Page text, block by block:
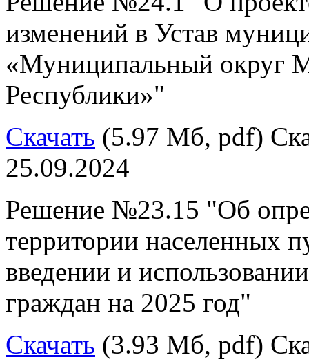
изменений в Устав
«Муниципальный округ
Республики»"
Скачать (5.97 Мб, pdf)
25.09.2024
Решение №23.15 "Об
территории населенных
введении и
граждан на 2025 год"
Скачать (3.93 Мб, pdf)